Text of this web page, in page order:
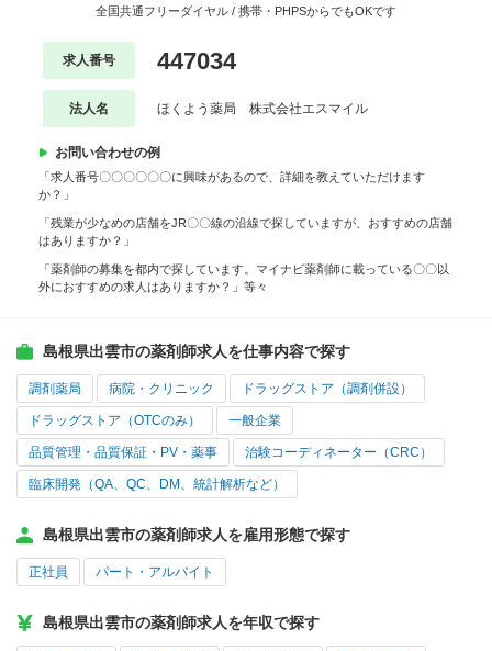
全国共通フリーダイヤル / 携帯・PHPSからでもOKです
求人番号 447034
法人名 ほくよう薬局 株式会社エスマイル
お問い合わせの例
「求人番号〇〇〇〇〇〇に興味があるので、詳細を教えていただけます
か？」
「残業が少なめの店舗をJR〇〇線の沿線で探していますが、おすすめの店舗
はありますか？」
「薬剤師の募集を都内で探しています。マイナビ薬剤師に載っている〇〇以
外におすすめの求人はありますか？」等々
島根県出雲市の薬剤師求人を仕事内容で探す
調剤薬局 病院・クリニック ドラッグストア（調剤併設）
ドラッグストア（OTCのみ） 一般企業
品質管理・品質保証・PV・薬事 治験コーディネーター（CRC）
臨床開発（QA、QC、DM、統計解析など）
島根県出雲市の薬剤師求人を雇用形態で探す
正社員 パート・アルバイト
島根県出雲市の薬剤師求人を年収で探す